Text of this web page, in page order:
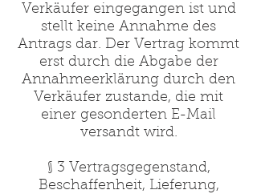
Verkäufer eingegangen ist und
stellt keine Annahme des
Antrags dar. Der Vertrag kommt
erst durch die Abgabe der
Annahmeerklärung durch den
Verkäufer zustande, die mit
einer gesonderten E-Mail
versandt wird.
§ 3 Vertragsgegenstand,
Beschaffenheit, Lieferung,